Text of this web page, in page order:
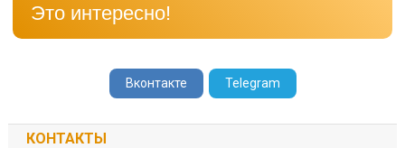
Это интересно!
Вконтакте Telegram
КОНТАКТЫ